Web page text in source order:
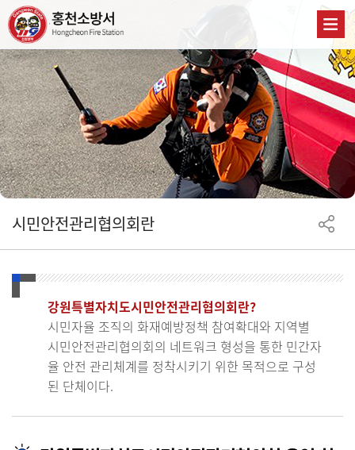
시민안전관리협의회란
강원특별자치도시민안전관리협의회란?
시민자율 조직의 화재예방정책 참여확대와 지역별
시민안전관리협의회의 네트워크 형성을 통한 민간자
율 안전 관리체계를 정착시키기 위한 목적으로 구성
된 단체이다.